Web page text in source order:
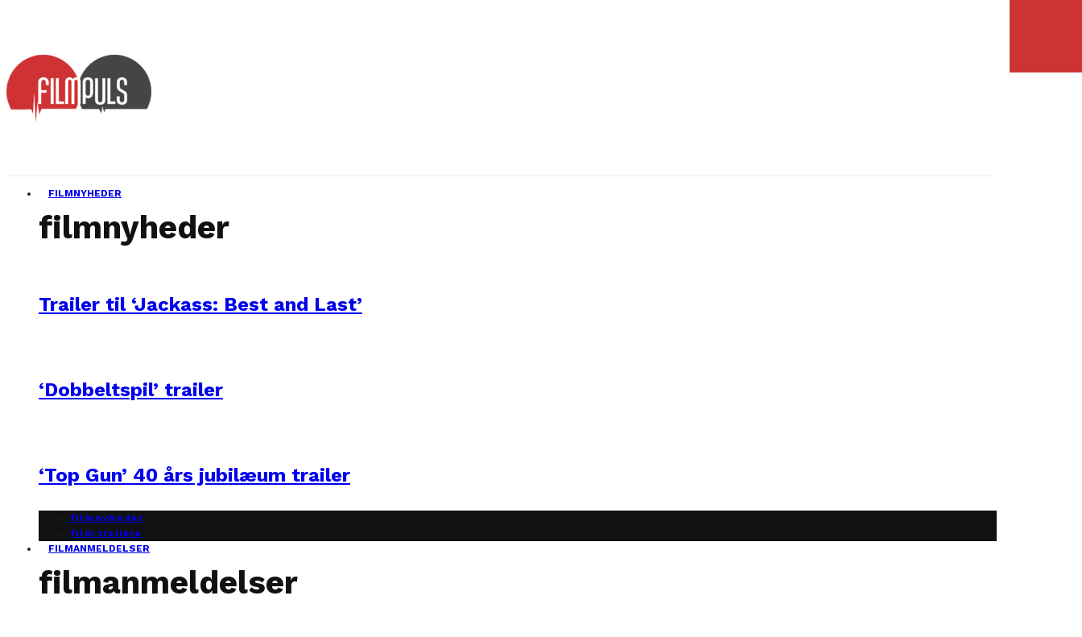
FILMNYHEDER
filmnyheder
Trailer til ‘Jackass: Best and Last’
‘Dobbeltspil’ trailer
‘Top Gun’ 40 års jubilæum trailer
filmnyheder
film trailers
FILMANMELDELSER
filmanmeldelser